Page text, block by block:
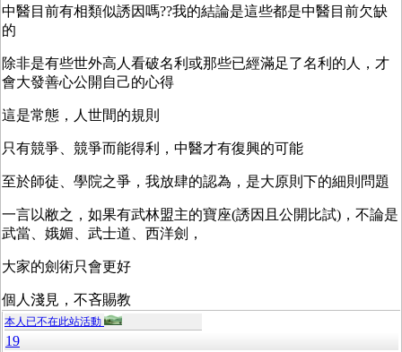
中醫目前有相類似誘因嗎??我的結論是這些都是中醫目前欠缺
的
除非是有些世外高人看破名利或那些已經滿足了名利的人，才
會大發善心公開自己的心得
這是常態，人世間的規則
只有競爭、競爭而能得利，中醫才有復興的可能
至於師徒、學院之爭，我放肆的認為，是大原則下的細則問題
一言以敝之，如果有武林盟主的寶座(誘因且公開比試)，不論是
武當、娥媚、武士道、西洋劍，
大家的劍術只會更好
個人淺見，不吝賜教
本人已不在此站活動
19